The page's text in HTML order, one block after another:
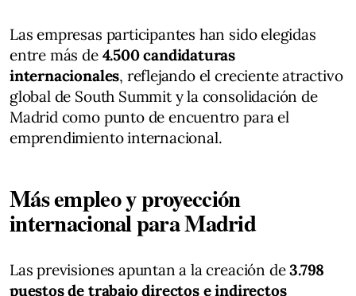
Las empresas participantes han sido elegidas
entre más de 4.500 candidaturas
internacionales, reflejando el creciente atractivo
global de South Summit y la consolidación de
Madrid como punto de encuentro para el
emprendimiento internacional.
Más empleo y proyección
internacional para Madrid
Las previsiones apuntan a la creación de3.798
puestos de trabajo directos e indirectos